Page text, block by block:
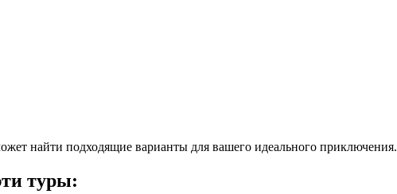
найти подходящие варианты для вашего идеального приключения.
туры: